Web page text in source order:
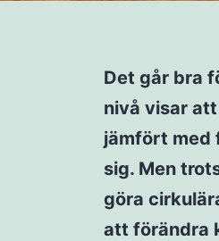
Det går bra
nivå visar
jämfört med
sig. Men
göra
att förändra